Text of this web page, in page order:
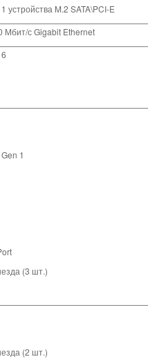
устройства M.2 SATA\PCI-E
Мбит/с Gigabit Ethernet
1
(3 шт.)
(2 шт.)